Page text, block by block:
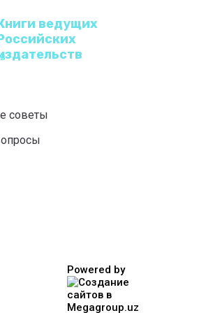
ведущих
советы
Powered by